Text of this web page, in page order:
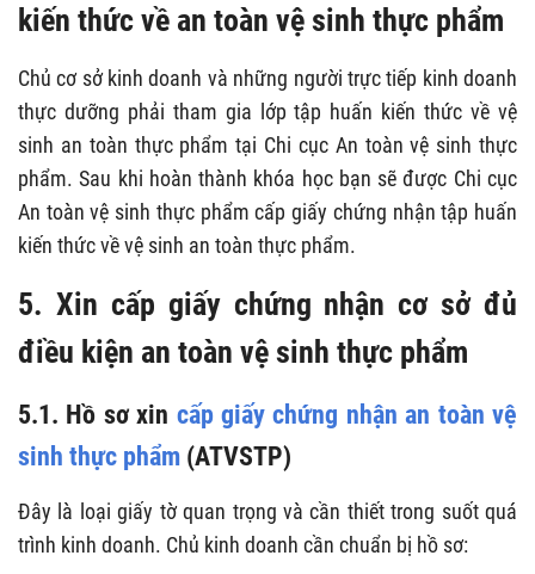
kiến thức về an toàn vệ sinh thực phẩm
Chủ cơ sở kinh doanh và những người trực tiếp kinh doanh
thực dưỡng phải tham gia lớp tập huấn kiến thức về vệ
sinh an toàn thực phẩm tại Chi cục An toàn vệ sinh thực
phẩm. Sau khi hoàn thành khóa học bạn sẽ được Chi cục
An toàn vệ sinh thực phẩm cấp giấy chứng nhận tập huấn
kiến thức về vệ sinh an toàn thực phẩm.
5. Xin cấp giấy chứng nhận cơ sở đủ
điều kiện an toàn vệ sinh thực phẩm
5.1. Hồ sơ xin cấp giấy chứng nhận an toàn vệ
sinh thực phẩm (ATVSTP)
Đây là loại giấy tờ quan trọng và cần thiết trong suốt quá
trình kinh doanh. Chủ kinh doanh cần chuẩn bị hồ sơ: